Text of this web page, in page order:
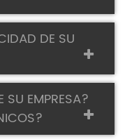
DE SU
SU EMPRESA?